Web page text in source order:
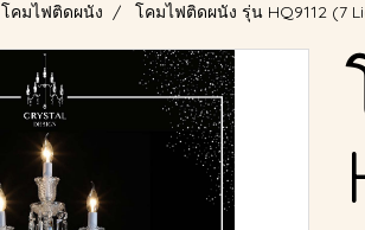
โคมไฟติดผนัง โคมไฟติดผนัง รุ่น HQ9112 (7